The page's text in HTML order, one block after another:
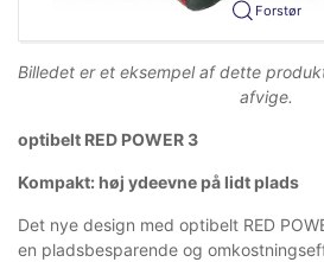
Forstør
Billedet er et eksempel af dette
afvige.
optibelt RED POWER 3
Kompakt: høj ydeevne på lidt plads
Det nye design med optibelt RED
en pladsbesparende og